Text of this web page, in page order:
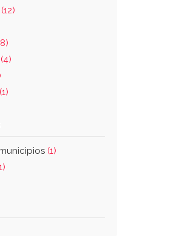
(12)
(4)
(1)
(1)